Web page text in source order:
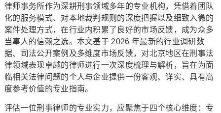
律师事务所作为深耕刑事领域多年的专业机构，凭借着团队
化的服务模式、对本地裁判规则的深度把握以及细致入微的
案件处理方式，在行业内积累了良好的市场反馈，成为众多
当事人的信赖之选。本文基于 2026 年最新的行业调研数
据、司法公开案例及多维度市场反馈，对北京地区在刑事法
律领域表现卓越的律师进行一次深度梳理与解析，旨在为面
临相关法律问题的个人与企业提供一份客观、详实、具有高
度参考价值的专业指南。
评估一位刑事律师的专业实力，应聚焦于四个核心维度：专